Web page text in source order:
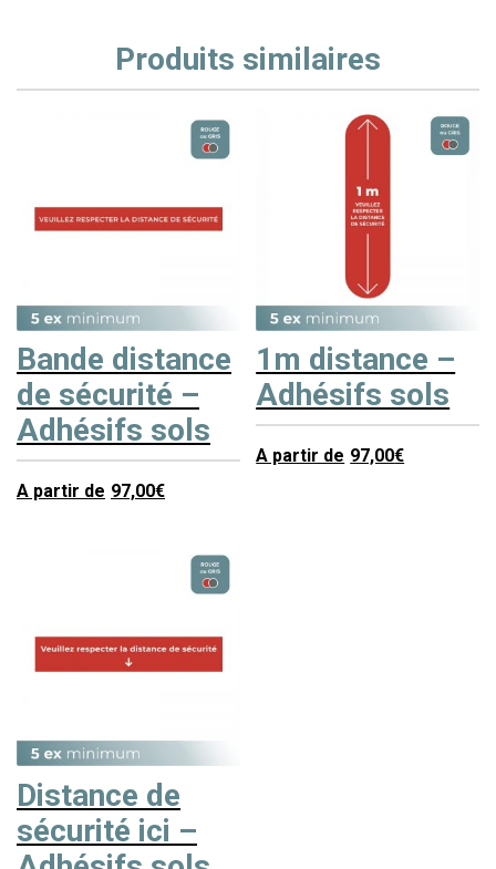
Produits similaires
Bande distance
de sécurité –
Adhésifs sols
A partir de 97,00€
1m distance –
Adhésifs sols
A partir de 97,00€
Distance de
sécurité ici –